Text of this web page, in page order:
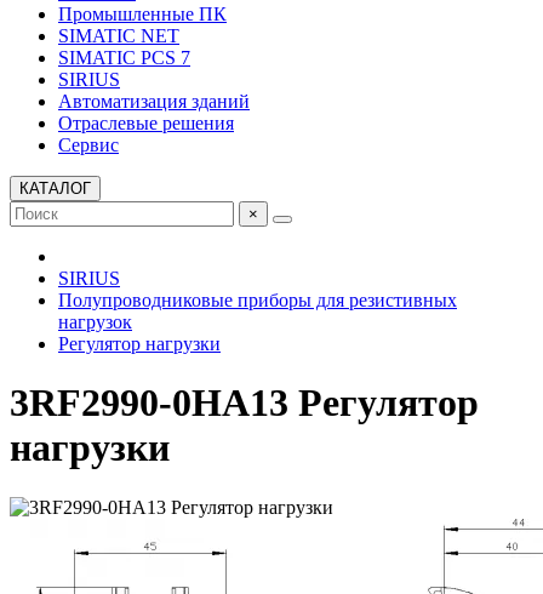
Промышленные ПК
SIMATIC NET
SIMATIC PCS 7
SIRIUS
Автоматизация зданий
Отраслевые решения
Сервис
КАТАЛОГ
×
SIRIUS
Полупроводниковые приборы для резистивных
нагрузок
Регулятор нагрузки
3RF2990-0HA13 Регулятор
нагрузки